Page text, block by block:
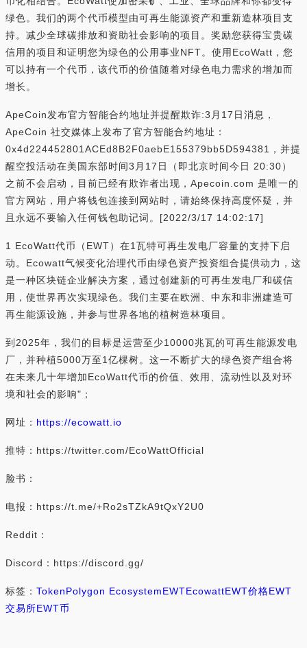
绿色。我们的两个代币模型由可再生能源资产和重新造林项目支
持。减少全球碳排放和资助社会影响的项目。奖励您获得宝贵碳
信用的项目和证明您为绿色的公用事业NFT。使用EcoWatt，您
可以持有一个代币，该代币的价值随着对绿色电力需求的增加而
增长。
ApeCoin发布官方智能合约地址并提醒欺诈:3月17日消息，
ApeCoin 社交媒体上发布了官方智能合约地址：
0x4d224452801ACEd8B2F0aebE155379bb5D594381，并提
醒空投活动在美国东部时间3月17日（即北京时间今日 20:30）
之前不会启动，目前已经有欺诈者出现，Apecoin.com 是唯一的
官方网站，用户将钱包连接到网站时，请始终保持高度怀疑，并
且永远不要输入任何钱包助记词。[2022/3/17 14:02:17]
1 EcoWatt代币（EWT）在1瓦特可再生发电厂容量的支持下启
动。Ecowatt气候变化治理代币由绿色资产投资组合提供动力，这
是一种区块链企业解决方案，通过创建新的可再生发电厂和碳信
用，使世界再次实现绿色。我们主要在欧洲、中东和非洲建造可
再生能源设施，并参与世界各地的植树造林项目。
到2025年，我们的目标是运营至少10000兆瓦的可再生能源发电
厂，并种植5000万至1亿棵树。这一不断扩大的绿色资产组合将
在未来几十年增加EcoWatt代币的价值、效用、流动性以及对环
境和社会的影响"；
网址： https://ecowatt.io
推特：https://twitter.com/EcoWattOfficial
脸书：
电报：https://t.me/+Ro2sTZkA9tQxY2U0
Reddit：
Discord：https://discord.gg/
标签： TokenPolygon EcosystemEWTEcowattEWT价格EWT
交易所EWT币